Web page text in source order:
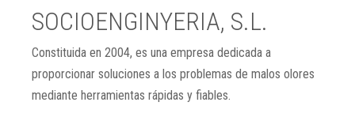
SOCIOENGINYERIA, S.L.
Constituida en 2004, es una empresa dedicada a
proporcionar soluciones a los problemas de malos olores
mediante herramientas rápidas y fiables.